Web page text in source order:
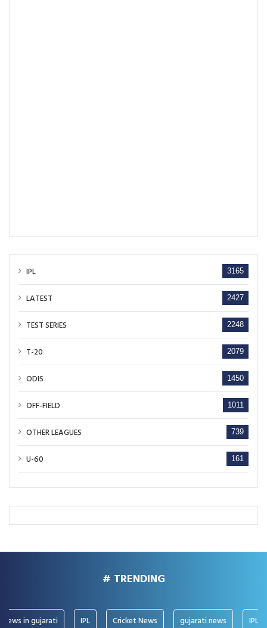
IPL 3165
LATEST 2427
TEST SERIES 2248
T-20 2079
ODIS 1450
OFF-FIELD 1011
OTHER LEAGUES 739
U-60 161
# TRENDING
in gujarati Cricket News gujarati news IPL News